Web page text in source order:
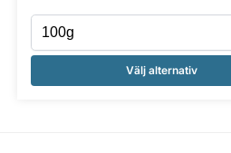
Välj alternativ